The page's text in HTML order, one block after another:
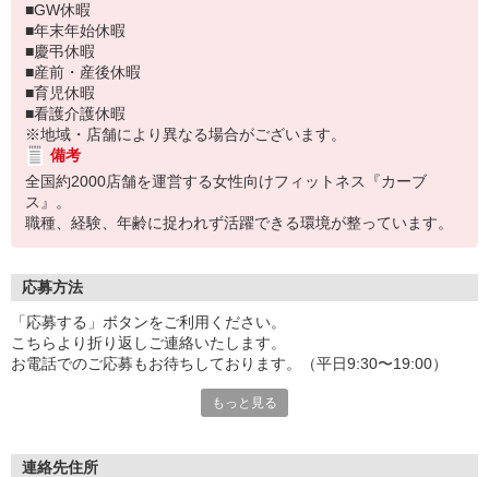
■GW休暇
■年末年始休暇
■慶弔休暇
■産前・産後休暇
■育児休暇
■看護介護休暇
※地域・店舗により異なる場合がございます。
備考
全国約2000店舗を運営する女性向けフィットネス『カーブ
ス』。
職種、経験、年齢に捉われず活躍できる環境が整っています。
応募方法
「応募する」ボタンをご利用ください。
こちらより折り返しご連絡いたします。
お電話でのご応募もお待ちしております。（平日9:30〜19:00）
応募⇒（書類選考）⇒説明会・1次面接⇒2次面接⇒入社
店舗見学やお問い合わせも大歓迎です！
もっと見る
連絡先住所